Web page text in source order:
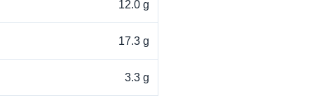
12.0 g
17.3 g
3.3 g